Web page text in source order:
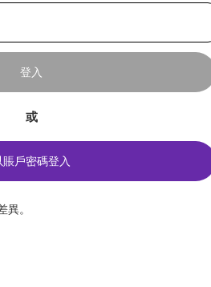
登入
或
賬戶密碼登入
異。